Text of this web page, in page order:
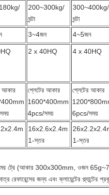
200~300kg/
ঘন্টা
300~400kg/
ঘন্টা
3~4জন 4~5জন
2 x 40HQ 4 x 40HQ
আকার
প্লেটের আকার
1600*400mm
4pcs/সময়
প্লেটের আকার
6pcs/সময়
16x2.6x2.4m
1-স্তর
1-স্তর
ট্রে (আকার 300x300mm, ওজন
রেফারেন্সের জন্য এবং ক্লায়েন্টের প্ল্যান্টের